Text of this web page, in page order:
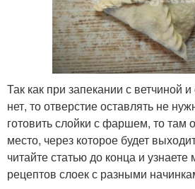
Так как при запекании с ветчиной
нет, то отверстие оставлять не
готовить слойки с фаршем, то там
место, через которое будет
читайте статью до конца и
рецептов слоек с разными